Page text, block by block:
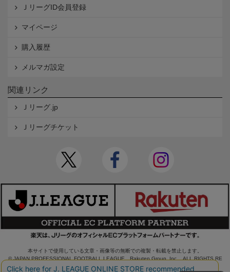
ＪリーグID会員登録
マイページ
購入履歴
メルマガ設定
関連リンク
Ｊリーグ.jp
Ｊリーグチケット
本サイトで使用している文章・画像等の無断での複製・転載を禁止します。
© JAPAN PROFESSIONAL FOOTBALL LEAGUE Rakuten Group, Inc. ALL RIGHTS RE
SERVED.